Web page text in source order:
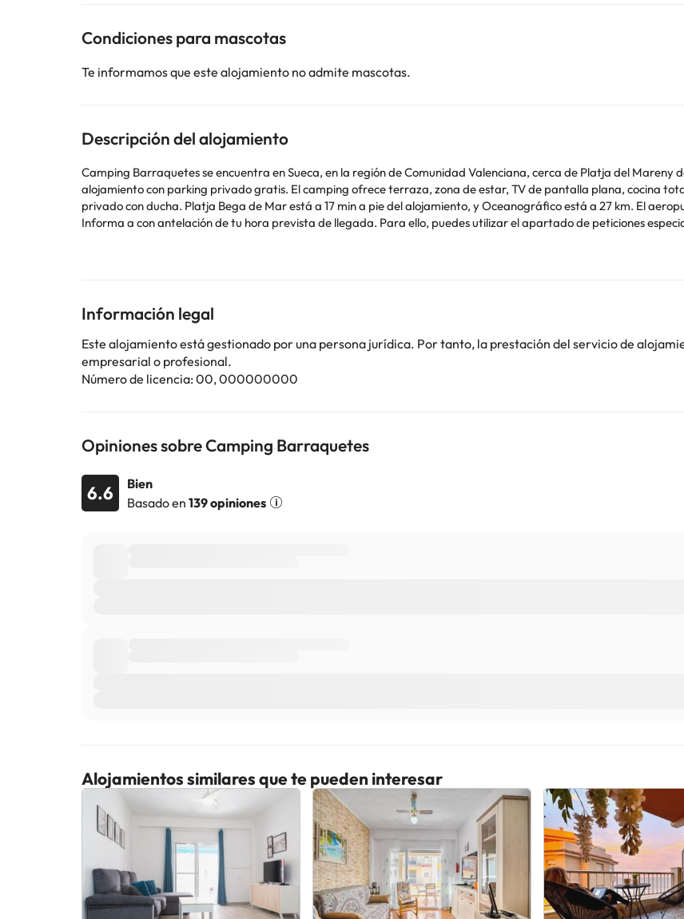
Condiciones para mascotas
Te informamos que este alojamiento no admite mascotas.
Descripción del alojamiento
Camping Barraquetes se encuentra en Sueca, en la región de Comunidad Valenciana, cerca de Platja del Mareny
alojamiento con parking privado gratis. El camping ofrece terraza, zona de estar, TV de pantalla plana, cocina totalmente equipada con nevera y microondas, y baño
privado con ducha. Platja Bega de Mar está a 17 min a pie del alojamiento, y Oceanográfico está a 27 km.
Informa a con antelación de tu hora prevista de llegada. Para ello, puedes utilizar el apartado de peticiones especiales al hacer la reserva o ponerte en contacto
directamente con el alojamiento. Los datos de contacto aparecen en la confirmación de la reserva. En este
cambios por parte del alojamiento. Si tienes dudas, contáctanos.
Información legal
Este alojamiento está gestionado por una persona jurídica. Por tanto, la prestación del servicio de
empresarial o profesional.
Número de licencia: 00, 000000000
Opiniones sobre Camping Barraquetes
6.6
Bien
Basado en 139 opiniones
Alojamientos similares que te pueden interesar